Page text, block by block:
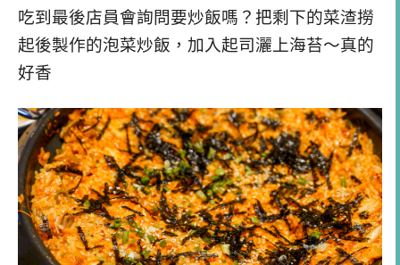
吃到最後店員會詢問要炒飯嗎？把剩下的菜渣撈
起後製作的泡菜炒飯，加入起司灑上海苔～真的
好香